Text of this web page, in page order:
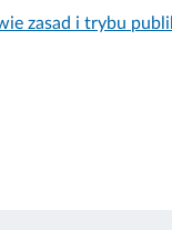
zasad i trybu